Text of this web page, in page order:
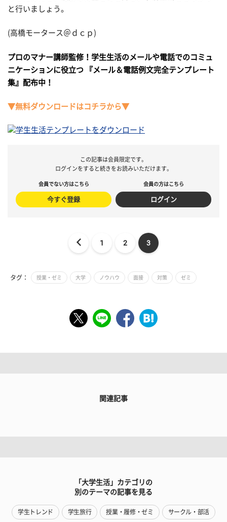
と行いましょう。
(高橋モータース＠ｄｃｐ)
プロのマナー講師監修！学生生活のメールや電話でのコミュ
ニケーションに役立つ
『メール＆電話例文完全テンプレート
集』配布中！
▼無料ダウンロードはコチラから▼
この記事は会員限定です。
ログインをすると続きをお読みいただけます。
会員でない方はこちら
今すぐ登録
会員の方はこちら
ログイン
1 2 3
タグ： 授業・ゼミ 大学 ノウハウ 面接 対策 ゼミ
関連記事
「大学生活」カテゴリの
別のテーマの記事を見る
学生トレンド 学生旅行 授業・履修・ゼミ サークル・部活